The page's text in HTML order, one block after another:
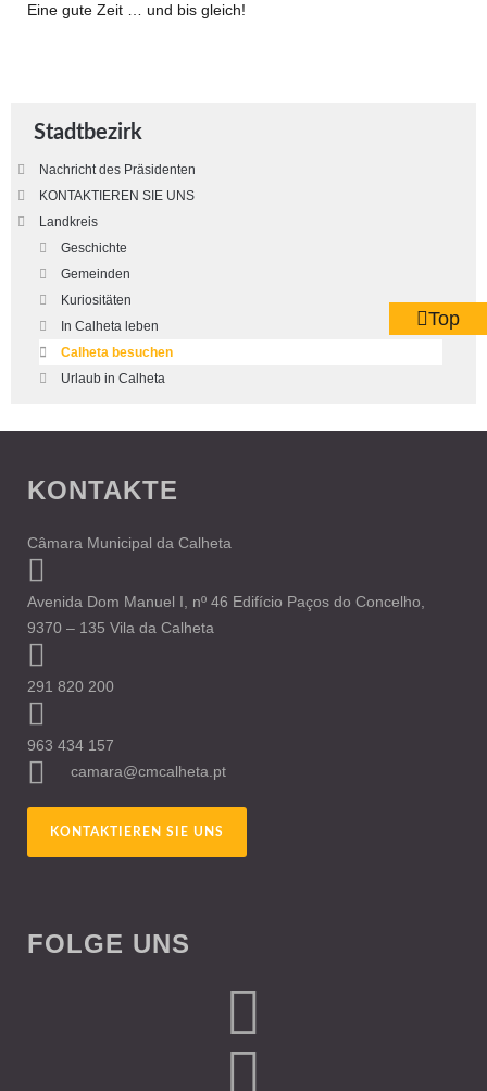
Eine gute Zeit … und bis gleich!
Stadtbezirk
Nachricht des Präsidenten
KONTAKTIEREN SIE UNS
Landkreis
Geschichte
Gemeinden
Kuriositäten
In Calheta leben
Calheta besuchen
Urlaub in Calheta
KONTAKTE
Câmara Municipal da Calheta
Avenida Dom Manuel I, nº 46 Edifício Paços do Concelho,
9370 – 135 Vila da Calheta
291 820 200
963 434 157
camara@cmcalheta.pt
KONTAKTIEREN SIE UNS
FOLGE UNS
Top